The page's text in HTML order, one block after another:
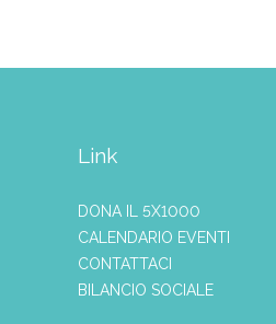
Link
DONA IL 5X1000
CALENDARIO EVENTI
CONTATTACI
BILANCIO SOCIALE